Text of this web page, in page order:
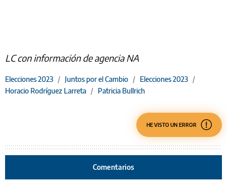
LC con información de agencia NA
Elecciones 2023 / Juntos por el Cambio / Elecciones 2023 /
Horacio Rodríguez Larreta / Patricia Bullrich
HE VISTO UN ERROR
Comentarios